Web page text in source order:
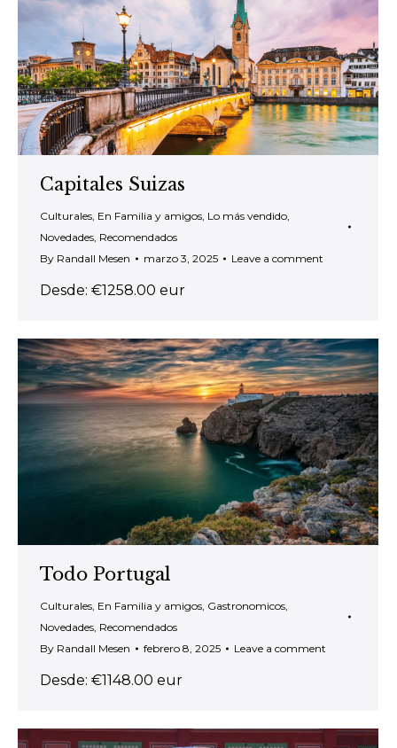
Capitales Suizas
Culturales En Familia y amigos Lo más vendido
Novedades Recomendados
By Randall Mesen marzo 3, 2025 Leave a comment
Desde: €1258.00 eur
Todo Portugal
Culturales En Familia y amigos Gastronomicos
Novedades Recomendados
By Randall Mesen febrero 8, 2025 Leave a comment
Desde: €1148.00 eur